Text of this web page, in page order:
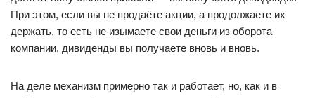
При этом, если вы не продаёте акции, а продолжаете их
держать, то есть не изымаете свои деньги из оборота
компании, дивиденды вы получаете вновь и вновь.
На деле механизм примерно так и работает, но, как и в